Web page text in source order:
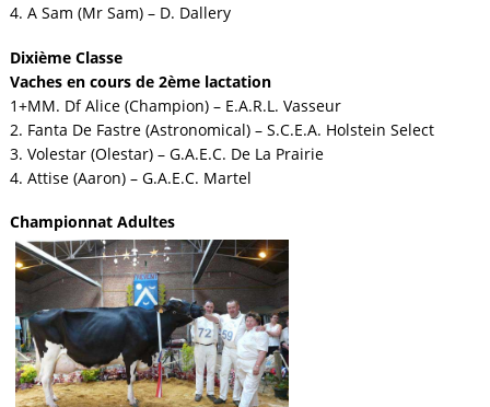
4. A Sam (Mr Sam) – D. Dallery
Dixième Classe
Vaches en cours de 2ème lactation
1+MM. Df Alice (Champion) – E.A.R.L. Vasseur
2. Fanta De Fastre (Astronomical) – S.C.E.A. Holstein Select
3. Volestar (Olestar) – G.A.E.C. De La Prairie
4. Attise (Aaron) – G.A.E.C. Martel
Championnat Adultes